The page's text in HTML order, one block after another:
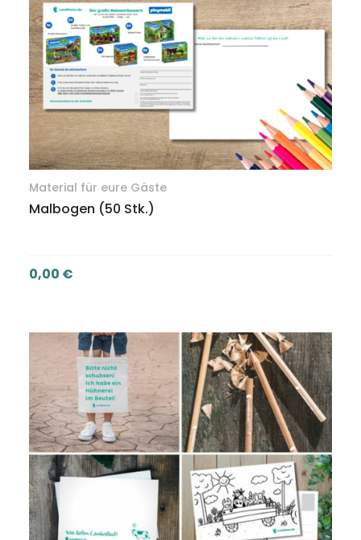
Material für eure Gäste
Malbogen (50 Stk.)
0,00 €